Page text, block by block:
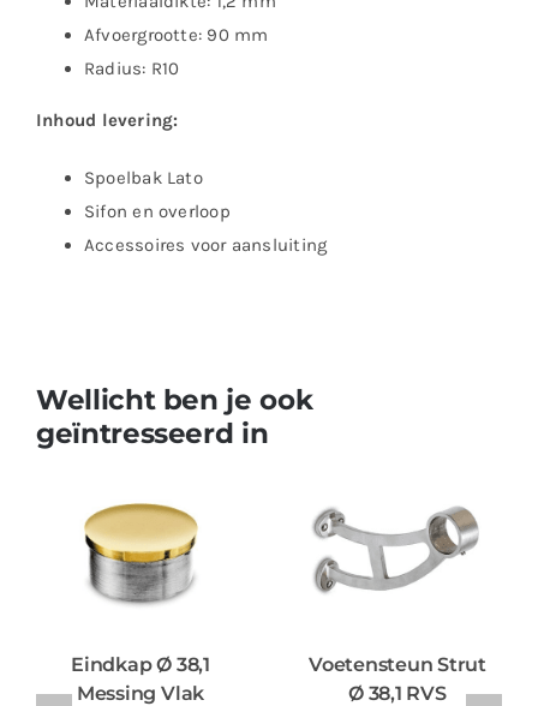
Afvoergrootte: 90 mm
Radius: R10
Inhoud levering:
Spoelbak Lato
Sifon en overloop
Accessoires voor aansluiting
Wellicht ben je ook
geïntresseerd in
Eindkap Ø 38,1
Messing Vlak
Voetensteun Strut
Ø 38,1 RVS